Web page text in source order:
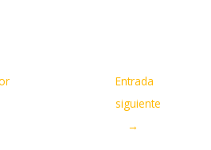
Entrada
siguiente
→